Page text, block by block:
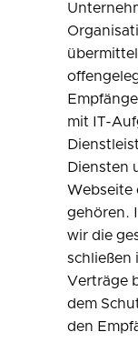
mit IT-
Diensten
Webseite
gehören.
wir die
schließen
Verträge
dem
den